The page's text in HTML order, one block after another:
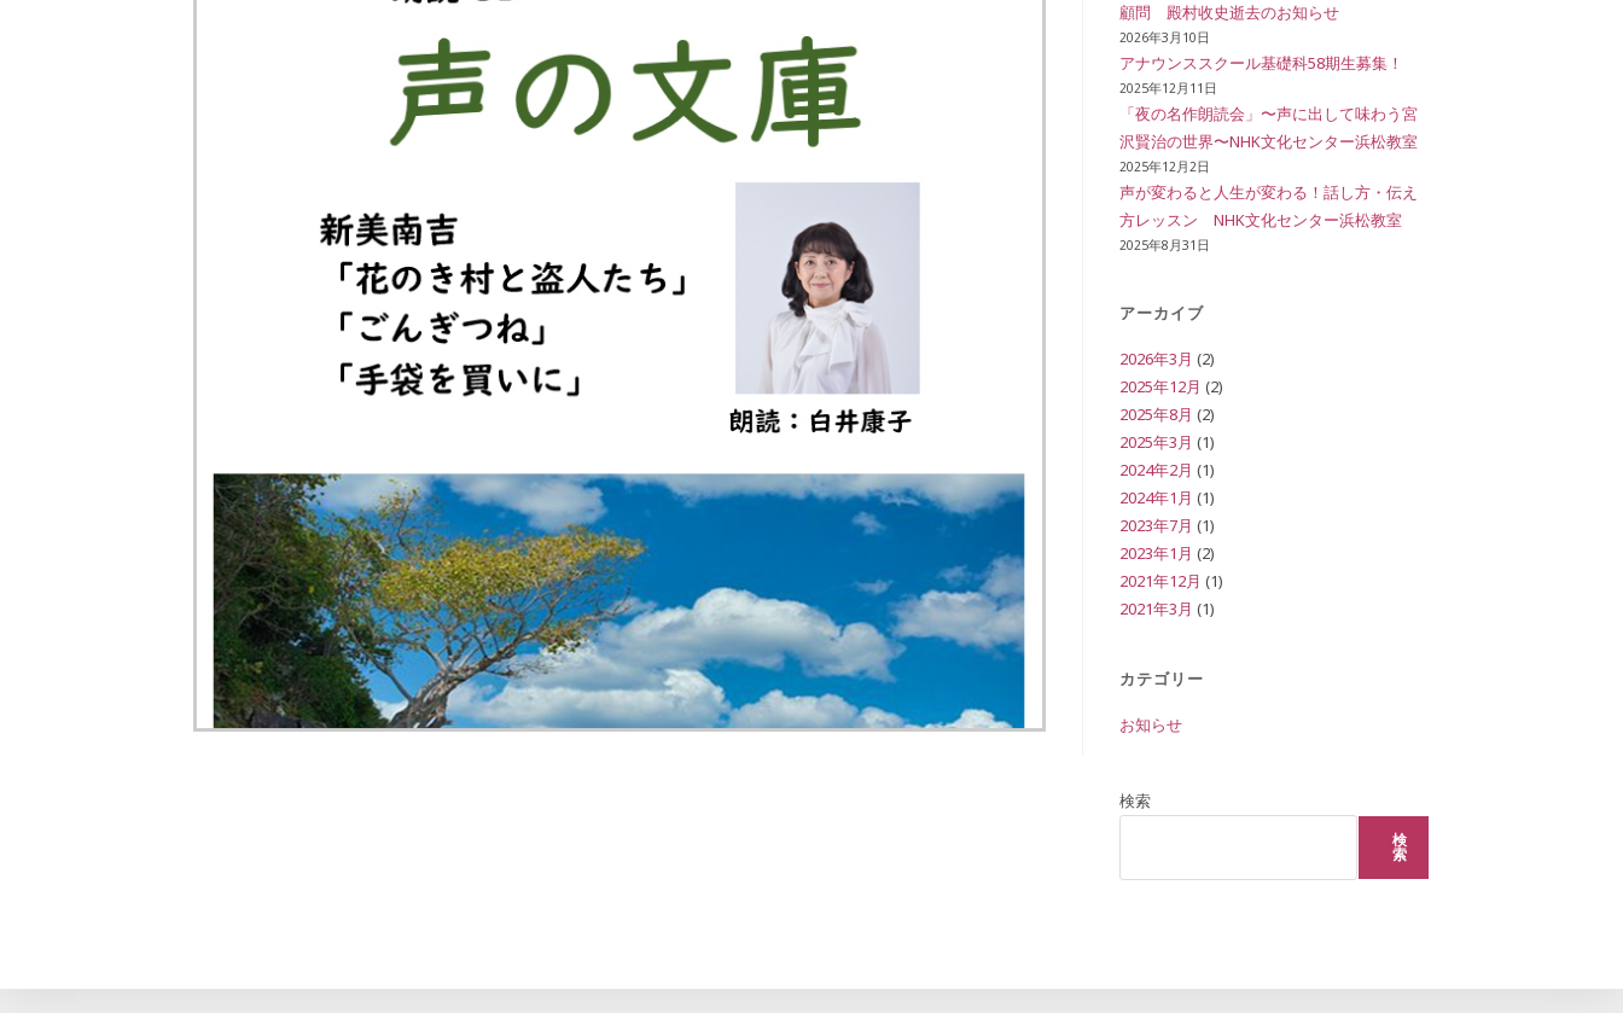
ト
の
索
を
ト
顧問 殿村收史逝去のお知らせ
2026年3月10日
アナウンススクール基礎科58期生募集！
2025年12月11日
「夜の名作朗読会」〜声に出して味わう宮
沢賢治の世界〜NHK文化センター浜松教室
2025年12月2日
声が変わると人生が変わる！話し方・伝え
方レッスン NHK文化センター浜松教室
2025年8月31日
アーカイブ
2026年3月 (2)
2025年12月 (2)
2025年8月 (2)
2025年3月 (1)
2024年2月 (1)
2024年1月 (1)
2023年7月 (1)
2023年1月 (2)
2021年12月 (1)
2021年3月 (1)
カテゴリー
お知らせ
検索
検
索